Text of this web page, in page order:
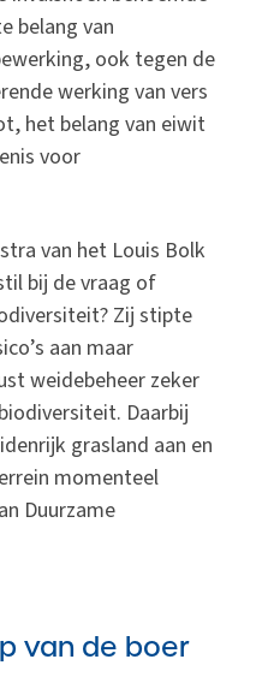
belang van
ook tegen de
werking van vers
het belang van eiwit
voor
van het Louis Bolk
bij de vraag of
Zij stipte
aan maar
weidebeheer zeker
Daarbij
grasland aan en
momenteel
Duurzame
van de boer